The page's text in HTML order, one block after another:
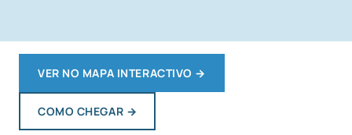
VER NO MAPA INTERACTIVO →
COMO CHEGAR →